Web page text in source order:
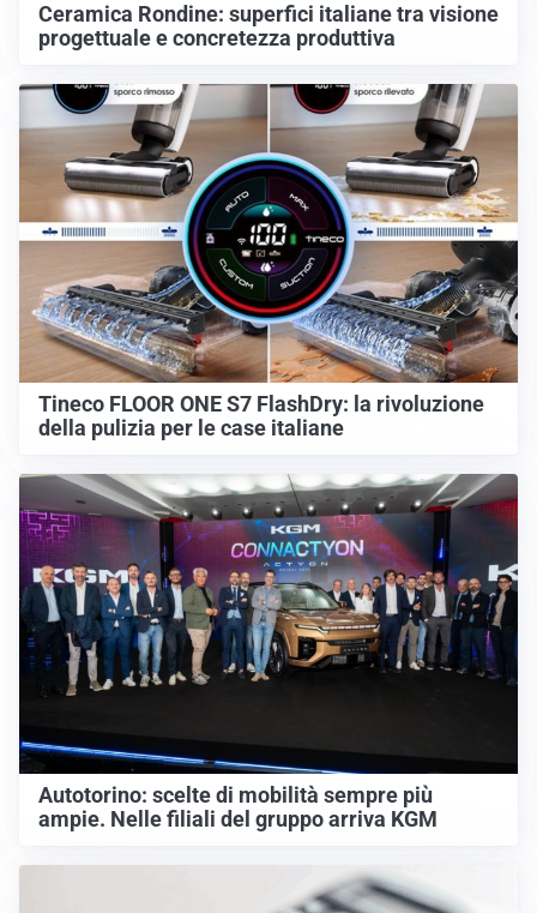
Ceramica Rondine: superfici italiane tra visione
progettuale e concretezza produttiva
Tineco FLOOR ONE S7 FlashDry: la rivoluzione
della pulizia per le case italiane
Autotorino: scelte di mobilità sempre più
ampie. Nelle filiali del gruppo arriva KGM